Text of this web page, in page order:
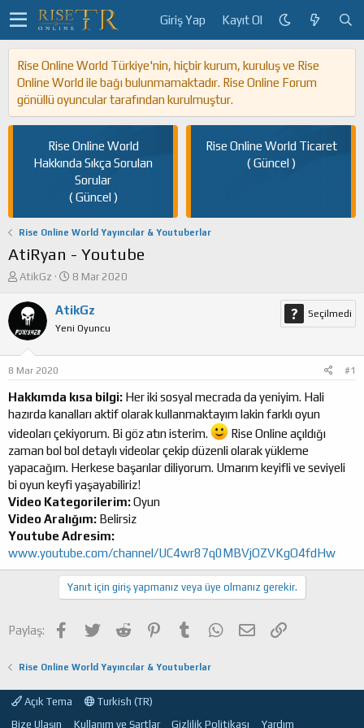
Giriş Yap Kayıt Ol
Rise Online World Türkiye'nin, hiçbir kurum, kuruluş ve Rise
Online World ile bağı bulunmamaktadır. Rise Online Forum
gönüllü oyuncular tarafından kurulmuştur.
Rise Online World
Hakkında Sıkça Sorulan
Sorular
( Güncel )
Rise Online World Ticaret
( Güncel )
Rise Online World Yayıncılar & Youtuberlar
AtiRyan - Youtube
K
n
u
y
ş
a
t
a
n
AtikGz
B
ş
a
ç
t
a
r
i
h
8 Mar 2020
AtikGz
Yeni Oyuncu
Seçilmedi
8 Mar 2020 #1
Hakkımda kısa bilgi: Her iki sosyal mecrada da yeniyim. Hali
hazırda kanalları aktif olarak kullanmaktayım lakin farklı oyun
videoları çekiyorum. Bi göz atın isterim.
Rise Online açıldığı
zaman bol bol detaylı videolar çekip düzenli olarak yükleme
yapacağım. Herkese başarılar diliyorum. Umarım keyifli ve seviyeli
bi oyun keyfi yaşayabiliriz!
Video Kategorilerim:Oyun
Video Aralığım: Belirsiz
Youtube Adresim:
www.youtube.com/channel/UC4wr87q0MBVjOZVKgO4fdHw
Yanıt için giriş yapmanız veya üye olmanız gerekir.
Paylaş: Facebook
TwitterReddit PinterestTumblrWhatsApp
E-postaLink
Rise Online World Yayıncılar & Youtuberlar
Açık Tema
Turkish (TR)
Bize Ulaşın
Kullanım ve Şartlar Gizlilik Politikası Yardım